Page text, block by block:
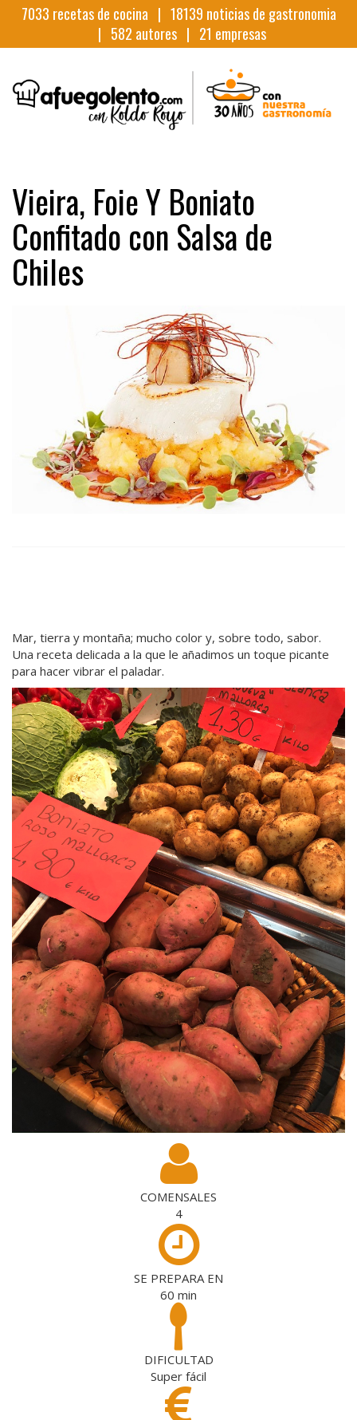
7033 recetas de cocina | 18139 noticias de gastronomia
| 582 autores | 21 empresas
Vieira, Foie Y Boniato
Confitado con Salsa de
Chiles
Mar, tierra y montaña; mucho color y, sobre todo, sabor.
Una receta delicada a la que le añadimos un toque picante
para hacer vibrar el paladar.
COMENSALES
4
SE PREPARA EN
60 min
DIFICULTAD
Super fácil